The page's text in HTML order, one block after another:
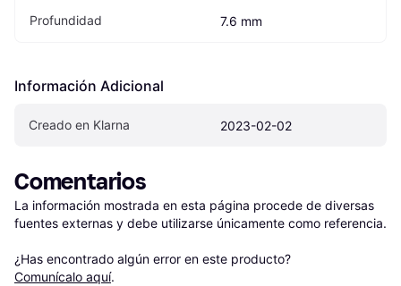
Profundidad 7.6 mm
Información Adicional
Creado en Klarna 2023-02-02
Comentarios
La información mostrada en esta página procede de diversas
fuentes externas y debe utilizarse únicamente como referencia.
¿Has encontrado algún error en este producto?
Comunícalo aquí.